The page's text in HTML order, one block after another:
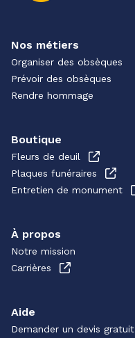
Nos métiers
Organiser des obsèques
Prévoir des obsèques
Rendre hommage
Boutique
Fleurs de deuil
Plaques funéraires
Entretien de monument
À propos
Notre mission
Carrières
Aide
Demander un devis gratuit